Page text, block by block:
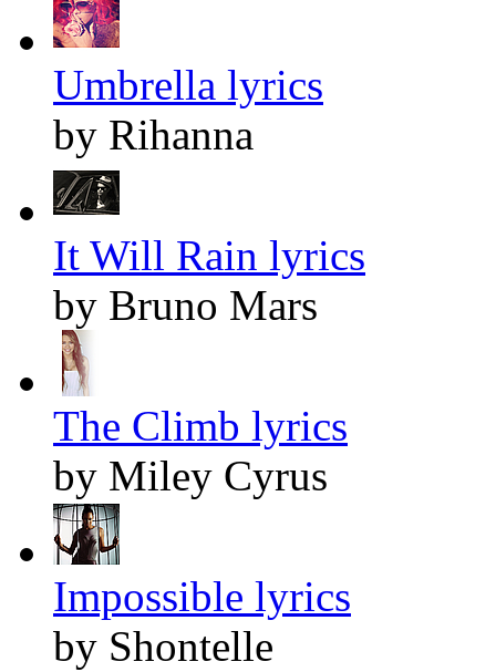
Umbrella lyrics
by Rihanna
It Will Rain lyrics
by Bruno Mars
The Climb lyrics
by Miley Cyrus
Impossible lyrics
by Shontelle